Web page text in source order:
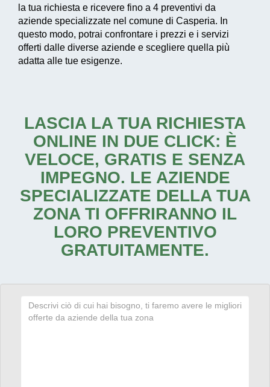
la tua richiesta e ricevere fino a 4 preventivi da
aziende specializzate nel comune di Casperia. In
questo modo, potrai confrontare i prezzi e i servizi
offerti dalle diverse aziende e scegliere quella più
adatta alle tue esigenze.
LASCIA LA TUA RICHIESTA
ONLINE IN DUE CLICK: È
VELOCE, GRATIS E SENZA
IMPEGNO. LE AZIENDE
SPECIALIZZATE DELLA TUA
ZONA TI OFFRIRANNO IL
LORO PREVENTIVO
GRATUITAMENTE.